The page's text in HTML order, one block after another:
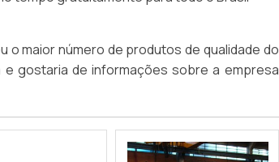
o maior número de produtos de qualidade do
gostaria de informações sobre a empresa